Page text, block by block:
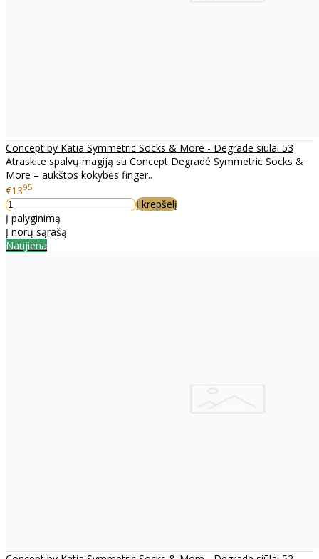
Concept by Katia Symmetric Socks & More - Degrade siūlai 53
Atraskite spalvų magiją su Concept Degradé Symmetric Socks &
More – aukštos kokybės finger..
€1395
Į krepšelį
Į palyginimą
Į norų sąrašą
Naujiena